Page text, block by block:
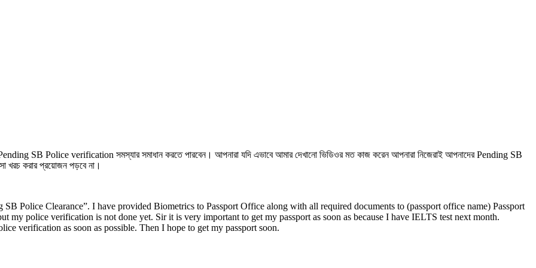
Pending SB Police verification সমস্যার সমাধান করতে পারবেন। আপনারা যদি এভাবে আমার দেখানো ভিডিওর মত কাজ করেন আপনারা নিজেরাই আপনাদের Pending SB
খরচ করার প্রয়োজন পড়বে না।
Police Clearance”. I have provided Biometrics to Passport Office along with all required documents to (passport office name) Passport
my police verification is not done yet. Sir it is very important to get my passport as soon as because I have IELTS test next month.
verification as soon as possible. Then I hope to get my passport soon.